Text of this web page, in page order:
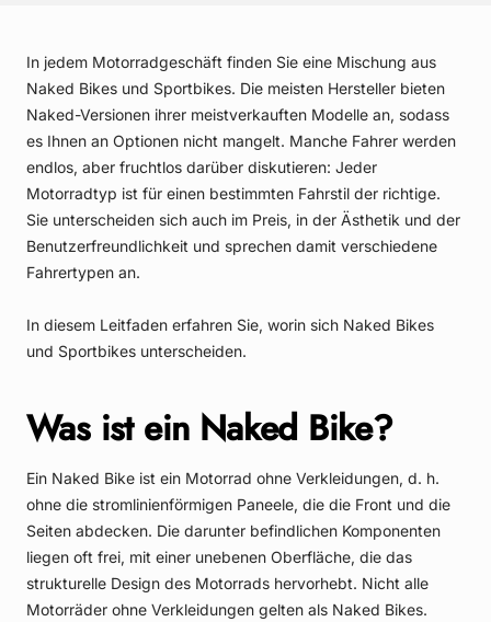
In jedem Motorradgeschäft finden Sie eine Mischung aus
Naked Bikes und Sportbikes. Die meisten Hersteller bieten
Naked-Versionen ihrer meistverkauften Modelle an, sodass
es Ihnen an Optionen nicht mangelt. Manche Fahrer werden
endlos, aber fruchtlos darüber diskutieren: Jeder
Motorradtyp ist für einen bestimmten Fahrstil der richtige.
Sie unterscheiden sich auch im Preis, in der Ästhetik und der
Benutzerfreundlichkeit und sprechen damit verschiedene
Fahrertypen an.
In diesem Leitfaden erfahren Sie, worin sich Naked Bikes
und Sportbikes unterscheiden.
Was ist ein Naked Bike?
Ein Naked Bike ist ein Motorrad ohne Verkleidungen, d. h.
ohne die stromlinienförmigen Paneele, die die Front und die
Seiten abdecken. Die darunter befindlichen Komponenten
liegen oft frei, mit einer unebenen Oberfläche, die das
strukturelle Design des Motorrads hervorhebt. Nicht alle
Motorräder ohne Verkleidungen gelten als Naked Bikes.